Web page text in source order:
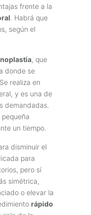
frente a la
. Habrá que
según el
, que
donde se
realiza en
y es una de
demandadas.
un tiempo.
disminuir el
para
pero sí
simétrica,
o elevar la
rápido